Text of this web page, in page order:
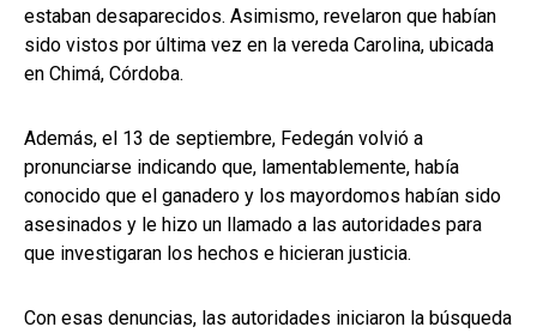
estaban desaparecidos. Asimismo, revelaron que habían
sido vistos por última vez en la vereda Carolina, ubicada
en Chimá, Córdoba.
Además, el 13 de septiembre, Fedegán volvió a
pronunciarse indicando que, lamentablemente, había
conocido que el ganadero y los mayordomos habían sido
asesinados y le hizo un llamado a las autoridades para
que investigaran los hechos e hicieran justicia.
Con esas denuncias, las autoridades iniciaron la búsqueda